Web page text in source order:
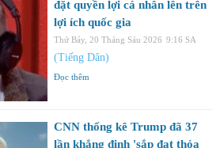
đặt quyền lợi cá nhân lên trên
lợi ích quốc gia
Thứ Bảy, 20 Tháng Sáu 2026 9:16 SA
(Tiếng Dân)
Đọc thêm
CNN thống kê Trump đã 37
lần khẳng định 'sắp đạt thỏa